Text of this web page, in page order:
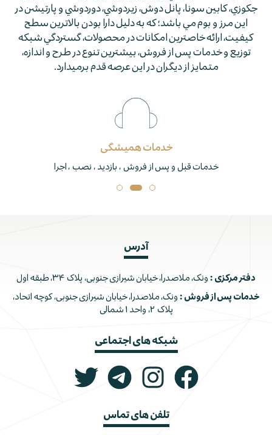
جكوزي، كابين سونا، پانل دوش، زيردوشي، دوردوشي و پارتيشن در
اين مرز و بوم مي باشد؛ كه به دليل دارا بودن بالاترين سطح
كيفيت، ارائه خاصترين امكانات در محصولات، گستردگي شبكه
توزيع و خدمات پس از فروش، بيشترين تنوع در طرح و اندازه،
متمايز از ديگران در اين عرصه قدم برمي­دارد.
خدمات همیشگی
خدمات قبل و پس از فروش ، بازدید ، نصب ، اجرا
آدرس
دفتر مرکزی : ونک، ملاصدرا، خیابان شیرازی جنوبی، پلاک ۳۴، طبقه اول
خدمات پس از فروش : ونک، ملاصدرا، خیابان شیرازی جنوبی، کوچه اتحاد،
پلاک ۲، واحد ۱ شمالی
شبکه های اجتماعی
تلفن های تماس